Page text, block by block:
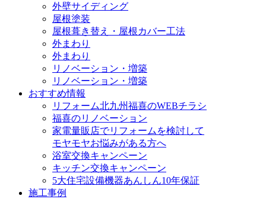
外壁サイディング
屋根塗装
屋根葺き替え・屋根カバー工法
外まわり
外まわり
リノベーション・増築
リノベーション・増築
おすすめ情報
リフォーム北九州福喜のWEBチラシ
福喜のリノベーション
家電量販店でリフォームを検討して
モヤモヤお悩みがある方へ
浴室交換キャンペーン
キッチン交換キャンペーン
5大住宅設備機器あんしん10年保証
施工事例